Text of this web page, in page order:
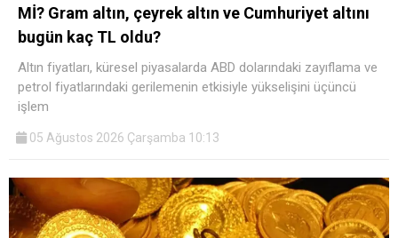
Mİ? Gram altın, çeyrek altın ve Cumhuriyet altını
bugün kaç TL oldu?
Altın fiyatları, küresel piyasalarda ABD dolarındaki zayıflama ve
petrol fiyatlarındaki gerilemenin etkisiyle yükselişini üçüncü
işlem
05 Ağustos 2026 Çarşamba 10:13